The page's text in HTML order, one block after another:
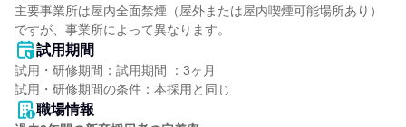
主要事業所は屋内全面禁煙（屋外または屋内喫煙可能場所あり）
ですが、事業所によって異なります。
試用期間
試用・研修期間：試用期間 ：3ヶ月
職場情報